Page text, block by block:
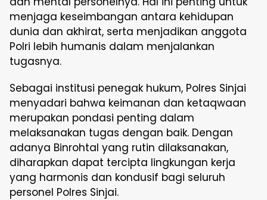
menjaga keseimbangan antara kehidupan
dunia dan akhirat, serta menjadikan anggota
Polri lebih humanis dalam menjalankan
tugasnya.
Sebagai institusi penegak hukum, Polres Sinjai
menyadari bahwa keimanan dan ketaqwaan
merupakan pondasi penting dalam
melaksanakan tugas dengan baik. Dengan
adanya Binrohtal yang rutin dilaksanakan,
diharapkan dapat tercipta lingkungan kerja
yang harmonis dan kondusif bagi seluruh
personel Polres Sinjai.